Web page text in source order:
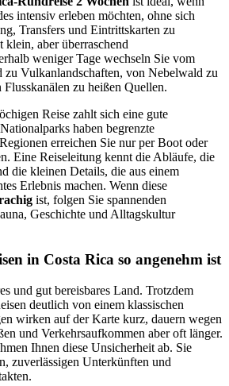
intensiv erleben möchten, ohne sich
Transfers und Eintrittskarten zu
klein, aber überraschend
weniger Tage wechseln Sie vom
zu Vulkanlandschaften, von Nebelwald zu
zu heißen Quellen.
Reise zahlt sich eine gute
haben begrenzte
erreichen Sie nur per Boot oder
Eine Reiseleitung kennt die Abläufe, die
die kleinen Details, die aus einem
Erlebnis machen. Wenn diese
ist, folgen Sie spannenden
Geschichte und Alltagskultur
in Costa Rica so angenehm ist
und gut bereisbares Land. Trotzdem
deutlich von einem klassischen
wirken auf der Karte kurz, dauern wegen
und Verkehrsaufkommen aber oft länger.
Ihnen diese Unsicherheit ab. Sie
zuverlässigen Unterkünften und